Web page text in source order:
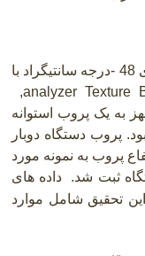
بافت بستنی پس از 5 روز نگهداری در دمای 48 -درجه سانتیگراد با
,analyzer Texture
به یک پروب استوانه
و ارتفاع 45 میلیمتر بود. پروب دستگاه دوبار
متر در ثانیه و تا 50 %ارتفاع پروب به نمونه مورد
ثبت شد.
داده های
تحقیق شامل موارد